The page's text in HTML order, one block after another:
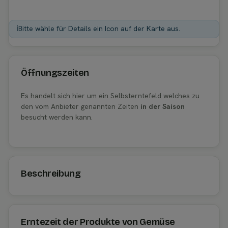
ℹ️Bitte wähle für Details ein Icon auf der Karte aus.
Öffnungszeiten
Es handelt sich hier um ein Selbsterntefeld welches zu
den vom Anbieter genannten Zeiten in der Saison
besucht werden kann.
Beschreibung
Erntezeit der Produkte von Gemüse